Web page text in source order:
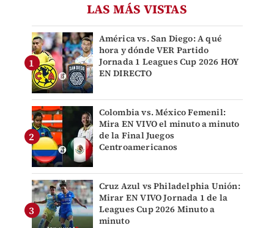
LAS MÁS VISTAS
América vs. San Diego: A qué
hora y dónde VER Partido
Jornada 1 Leagues Cup 2026 HOY
EN DIRECTO
Colombia vs. México Femenil:
Mira EN VIVO el minuto a minuto
de la Final Juegos
Centroamericanos
Cruz Azul vs Philadelphia Unión:
Mirar EN VIVO Jornada 1 de la
Leagues Cup 2026 Minuto a
minuto